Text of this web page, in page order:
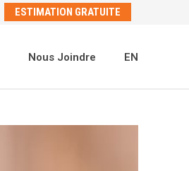
ESTIMATION GRATUITE
Nous Joindre EN